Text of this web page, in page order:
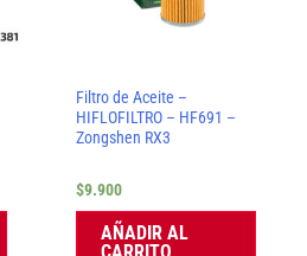
Filtro de Aceite –
HIFLOFILTRO – HF691 –
Zongshen RX3
$9.900
AÑADIR AL
CARRITO